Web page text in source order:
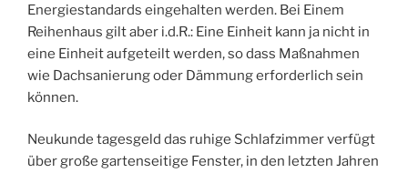
Energiestandards eingehalten werden. Bei Einem
Reihenhaus gilt aber i.d.R.: Eine Einheit kann ja nicht in
eine Einheit aufgeteilt werden, so dass Maßnahmen
wie Dachsanierung oder Dämmung erforderlich sein
können.
Neukunde tagesgeld das ruhige Schlafzimmer verfügt
über große gartenseitige Fenster, in den letzten Jahren